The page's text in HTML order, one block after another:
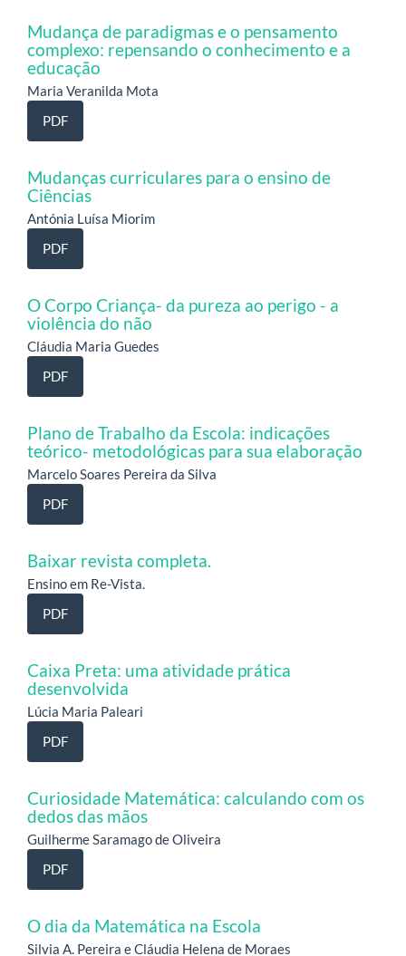
Mudança de paradigmas e o pensamento
complexo: repensando o conhecimento e a
educação
Maria Veranilda Mota
PDF
Mudanças curriculares para o ensino de
Ciências
Antónia Luísa Miorim
PDF
O Corpo Criança- da pureza ao perigo - a
violência do não
Cláudia Maria Guedes
PDF
Plano de Trabalho da Escola: indicações
teórico- metodológicas para sua elaboração
Marcelo Soares Pereira da Silva
PDF
Baixar revista completa.
Ensino em Re-Vista.
PDF
Caixa Preta: uma atividade prática
desenvolvida
Lúcia Maria Paleari
PDF
Curiosidade Matemática: calculando com os
dedos das mãos
Guilherme Saramago de Oliveira
PDF
O dia da Matemática na Escola
Silvia A. Pereira e Cláudia Helena de Moraes